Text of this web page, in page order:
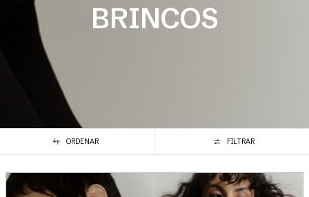
BRINCOS
ORDENAR FILTRAR